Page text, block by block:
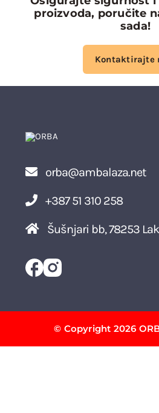
proizvoda, poručite
sada!
Kontaktirajte
orba@ambalaza.net
+387 51 310 258
Šušnjari bb, 78253
© Copyright 2026